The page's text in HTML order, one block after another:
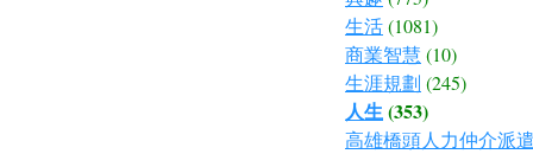
生活(1081)
商業智慧 (10)
生涯規劃 (245)
人生(353)
高雄橋頭人力仲介派